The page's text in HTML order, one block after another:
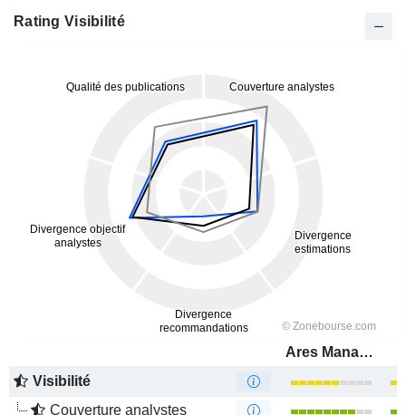
Rating Visibilité
Ares Management Corporation
Visibilité
Couverture analystes